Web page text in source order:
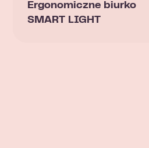
Ergonomiczne biurko
SMART LIGHT